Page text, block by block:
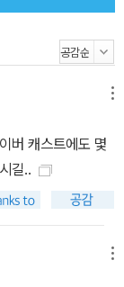
연이 열리는 것으
파운트니가 예
을 중세의 왕위 계
트로바토레》 공
로 연상하게끔
성과들이다. 14
수준과 전위적 무
하는 것으로도
위라고 할 만한 엑
버 캐스트에도 몇
길..